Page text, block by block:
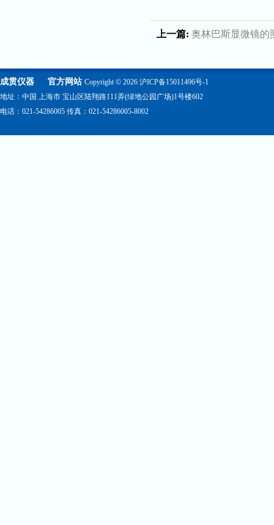
上一篇: 奥林巴斯显微镜的
成贯仪器 官方网站 Copyright © 2026 沪ICP备15011496号-1
地址：中国 上海市 宝山区陆翔路111弄(绿地公园广场)1号楼602
电话：021-54286005 传真：021-54286005-8002